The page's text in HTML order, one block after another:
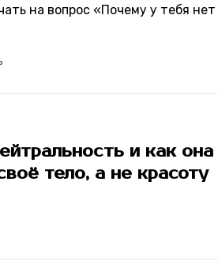
на вопрос «Почему у тебя нет
и как она
тело, а не красоту